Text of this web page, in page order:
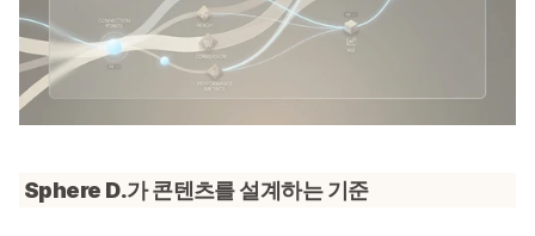
Sphere D.가 콘텐츠를 설계하는 기준